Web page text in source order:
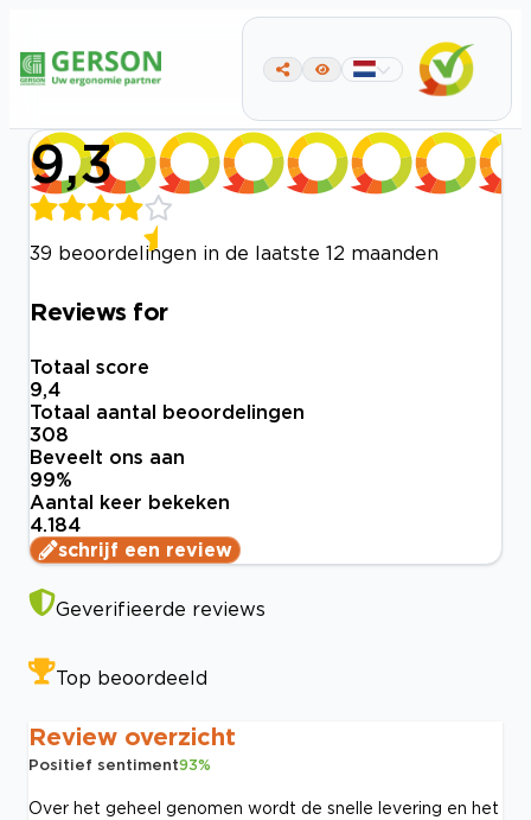
9,3
39 beoordelingen in de laatste 12 maanden
Reviews for
Totaal score
9,4
Totaal aantal beoordelingen
308
Beveelt ons aan
99%
Aantal keer bekeken
4.184
schrijf een review
Geverifieerde reviews
Top beoordeeld
Review overzicht
Positief sentiment93%
Over het geheel genomen wordt de snelle levering en het